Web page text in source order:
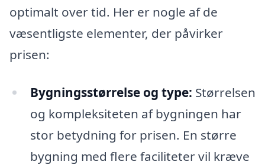
optimalt over tid. Her er nogle af de
væsentligste elementer, der påvirker
prisen:
Bygningsstørrelse og type: Størrelsen
og kompleksiteten af bygningen har
stor betydning for prisen. En større
bygning med flere faciliteter vil kræve